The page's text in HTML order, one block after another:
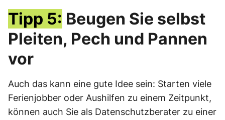
Tipp 5: Beugen Sie selbst
Pleiten, Pech und Pannen
vor
Auch das kann eine gute Idee sein: Starten viele
Ferienjobber oder Aushilfen zu einem Zeitpunkt,
können auch Sie als Datenschutzberater zu einer